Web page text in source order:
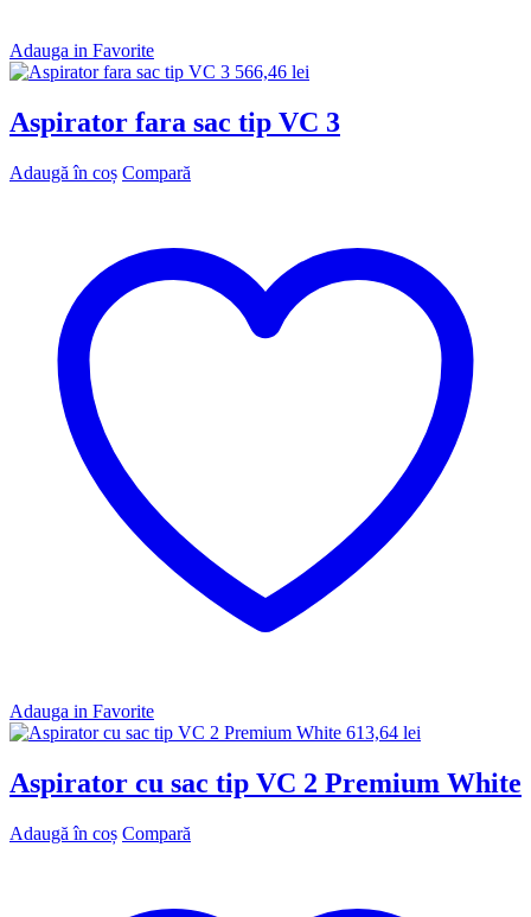
Adauga in Favorite
566,46 lei
Aspirator fara sac tip VC 3
Adaugă în coș Compară
Adauga in Favorite
613,64 lei
Aspirator cu sac tip VC 2 Premium White
Adaugă în coș Compară